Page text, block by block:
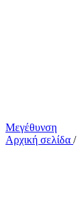
Μεγέθυνση
Αρχική σελίδα /